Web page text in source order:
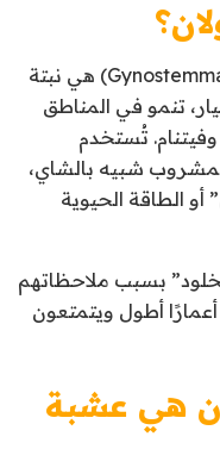
عشبة الجياوغولان (Gynostemma pentaphyllum) هي نبتة
تنمو في المناطق
تُستخدم
شبيه بالشاي،
أو الطاقة الحيوية
بسبب ملاحظاتهم
أطول ويتمتعون
هي عشبة